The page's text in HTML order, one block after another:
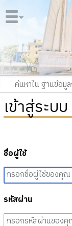
เข้าสู่ระบบ
ชื่อผู้ใช้
รหัสผ่าน